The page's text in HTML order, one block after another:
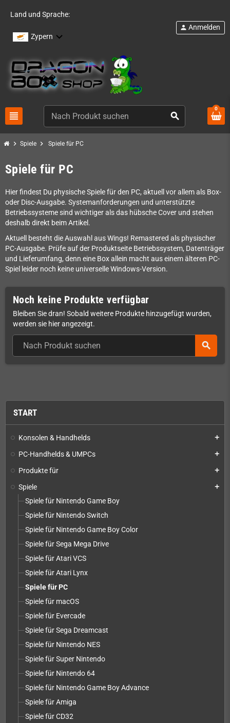
Land und Sprache:
Zypern
view_headline search
person Anmelden
0
chevron_right Spiele chevron_right Spiele für PC
START
Konsolen & Handhelds add
PC-Handhelds & UMPCs add
Produkte für add
Spiele add
Spiele für Nintendo Game Boy
Spiele für Nintendo Switch
Spiele für Nintendo Game Boy Color
Spiele für Sega Mega Drive
Spiele für Atari VCS
Spiele für Atari Lynx
Spiele für PC
Spiele für macOS
Spiele für Evercade
Spiele für Sega Dreamcast
Spiele für Nintendo NES
Spiele für Super Nintendo
Spiele für Nintendo 64
Spiele für Nintendo Game Boy Advance
Spiele für Amiga
Spiele für CD32
Spiele für PC
Hier findest Du physische Spiele für den PC, aktuell vor allem als Box-
oder Disc-Ausgabe. Systemanforderungen und unterstützte
Betriebssysteme sind wichtiger als das hübsche Cover und stehen
deshalb direkt beim Artikel.
Aktuell besteht die Auswahl aus Wings! Remastered als physischer
PC-Ausgabe. Prüfe auf der Produktseite Betriebssystem, Datenträger
und Lieferumfang, denn eine Box allein macht aus einem älteren PC-
Spiel leider noch keine universelle Windows-Version.
Noch keine Produkte verfügbar
Bleiben Sie dran! Sobald weitere Produkte hinzugefügt wurden,
werden sie hier angezeigt.
search